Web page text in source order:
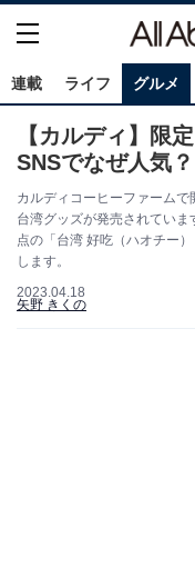
連載 ライフ グルメ
【カルディ】限
SNSでなぜ人気
カルディコーヒーファーム
台湾グッズが発売されてい
点の「台湾 好吃（ハオチー
します。
2023.04.18
矢野 きくの